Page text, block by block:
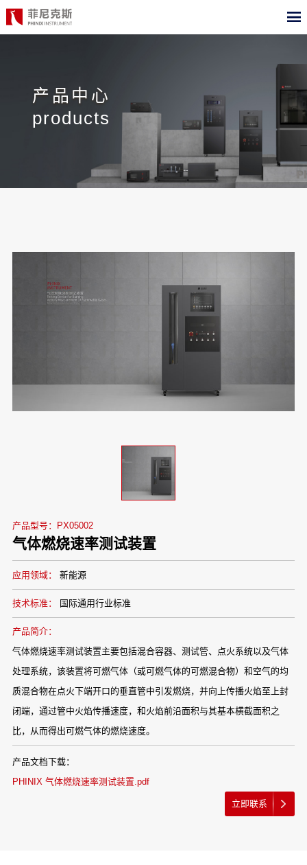
产品中心产品中心
products
产品型号：PX05002
气体燃烧速率测试装置
应用领域： 新能源
技术标准： 国际通用行业标准
产品简介：
气体燃烧速率测试装置主要包括混合容器、测试管、点火系统以及气体
处理系统，该装置将可燃气体（或可燃气体的可燃混合物）和空气的均
质混合物在点火下端开口的垂直管中引发燃烧，并向上传播火焰至上封
闭端，通过管中火焰传播速度，和火焰前沿面积与其基本横截面积之
比，从而得出可燃气体的燃烧速度。
产品文档下载：
PHINIX 气体燃烧速率测试装置.pdf
立即联系